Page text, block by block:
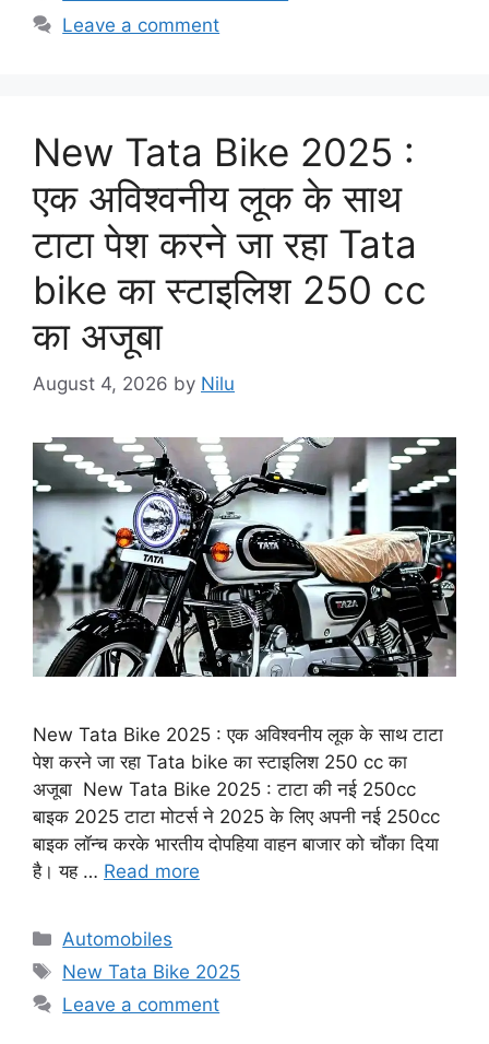
Leave a comment
New Tata Bike 2025 :
एक अविश्वनीय लूक के साथ
टाटा पेश करने जा रहा Tata
bike का स्टाइलिश 250 cc
का अजूबा
August 4, 2026 by Nilu
New Tata Bike 2025 : एक अविश्वनीय लूक के साथ टाटा
पेश करने जा रहा Tata bike का स्टाइलिश 250 cc का
अजूबा New Tata Bike 2025 : टाटा की नई 250cc
बाइक 2025 टाटा मोटर्स ने 2025 के लिए अपनी नई 250cc
बाइक लॉन्च करके भारतीय दोपहिया वाहन बाजार को चौंका दिया
है। यह … Read more
Categories
Automobiles
Tags
New Tata Bike 2025
Leave a comment